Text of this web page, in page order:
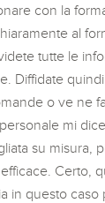
con la
al
tutte le
Diffidate
o ve ne
mi
su misura,
Certo,
in questo